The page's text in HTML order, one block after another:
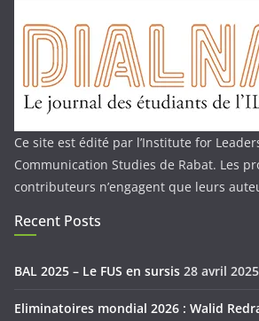
Ce site est édité par l’Institute for
Communication Studies de Rabat. Les
contributeurs n’engagent que leurs
Recent Posts
BAL 2025 – Le FUS en sursis 28 avril 2025
Eliminatoires mondial 2026 : Walid